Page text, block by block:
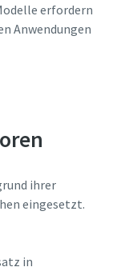
erfordern
Anwendungen
ihrer
eingesetzt.
in